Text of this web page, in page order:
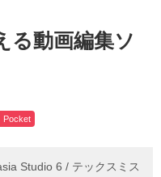
る動画編集ソ
Pocket
Studio 6 / テックスミス